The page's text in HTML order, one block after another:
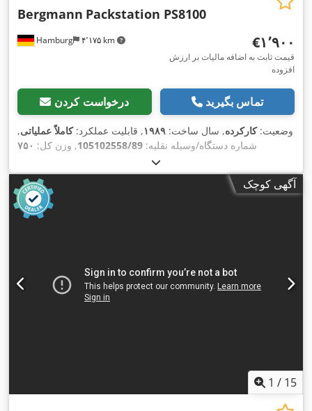
Hamburg ۴٬۱۷۵ km
Bergmann Packstation PS8100
‎€۱٬۹۰۰
قیمت ثابت به اضافه مالیات بر ارزش
افزوده
درخواست کردن تماس بگیرید
وضعیت:کارکرده, سال ساخت: ۱۹۸۹, قابلیت عملکرد:کاملاً عملیاتی,
شماره دستگاه/وسیله نقلیه: 105102558/89, وزن کل: ۷۵۰
آگهی کوچک
1 / 15